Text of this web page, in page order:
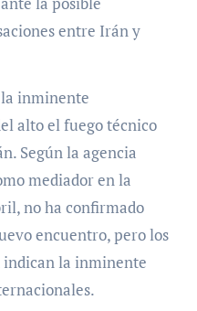
entre Irán y
inminente
alto el fuego técnico
Según la agencia
mediador en la
no ha confirmado
encuentro, pero los
la inminente